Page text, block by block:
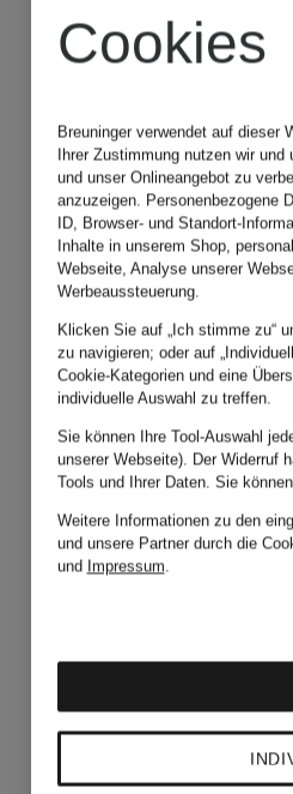
ASICS
BEYOND
FF
84,99
Bestpreis:
72,24 €
120 €
Cookies
Breuninger verwendet auf dieser
Ihrer Zustimmung nutzen wir und
und unser Onlineangebot zu
anzuzeigen. Personenbezogene
ID, Browser- und Standort-
Inhalte in unserem Shop,
Webseite, Analyse unserer
Werbeaussteuerung.
Klicken Sie auf „Ich stimme zu“
zu navigieren; oder auf
Cookie-Kategorien und eine
individuelle Auswahl zu treffen.
Sie können Ihre Tool-Auswahl
unserer Webseite). Der Widerruf
Tools und Ihrer Daten. Sie können
Weitere Informationen zu den
und unsere Partner durch die
und Impressum.